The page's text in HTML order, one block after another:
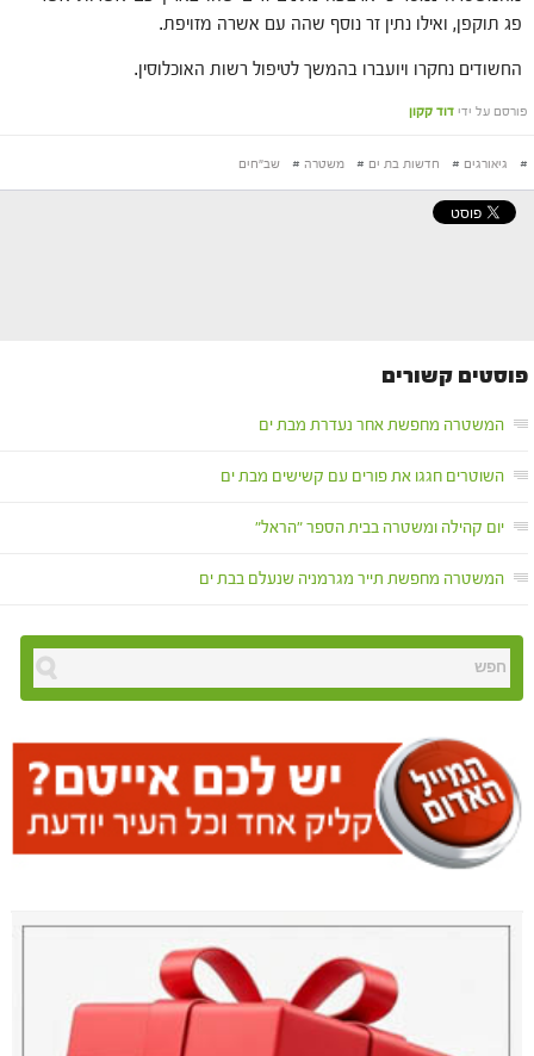
פג תוקפן, ואילו נתין זר נוסף שהה עם אשרה מזויפת.
החשודים נחקרו ויועברו בהמשך לטיפול רשות האוכלוסין.
פורסם על ידי דוד קקון
# גיאורגים # חדשות בת ים # משטרה # שב"חים
פוסטים קשורים
המשטרה מחפשת אחר נעדרת מבת ים
השוטרים חגגו את פורים עם קשישים מבת ים
יום קהילה ומשטרה בבית הספר "הראל"
המשטרה מחפשת תייר מגרמניה שנעלם בבת ים